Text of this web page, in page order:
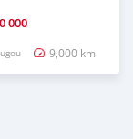
000
9,000 km